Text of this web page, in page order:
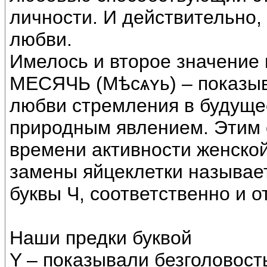
личности. И
любви.
Имелось и второе
МЕСЯЧЬ (Мѣсѧʏь) –
любви стремления в
природным явлением. Этим
времени активности
замены яйцеклетки
буквы Ч, соответственно и
Наши предки буквой
Y – показывали